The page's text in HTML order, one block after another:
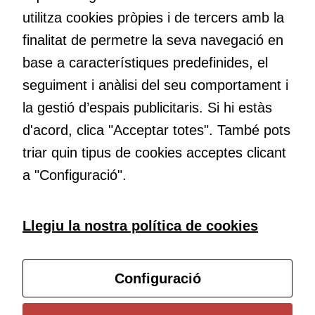
nos el que estem fent, atrevir-nos a pensar noves i millors
maneres de fer-ho i generar plegats idees innovadores.
Educació
transformació. Volem contribuir a millorar-la impulsant
metodologies docents actives i ambients d’aprenentatge
dinàmics.
Subscriu-te al butlletí
Configura les cookies
utilitza cookies pròpies i de tercers amb la
finalitat de permetre la seva navegació en
base a característiques predefinides, el
seguiment i anàlisi del seu comportament i
la gestió d’espais publicitaris. Si hi estàs
d'acord, clica "Acceptar totes". També pots
triar quin tipus de cookies acceptes clicant
a "Configuració".
Llegiu la nostra política de cookies
Configuració
millorar la
funcionalitat
i l'estructura
del lloc
funció de
com aquest
lloc web
s'utilitzi.
Per tal que el
nostre lloc web
rendiment
possible durant
la vostra visita.